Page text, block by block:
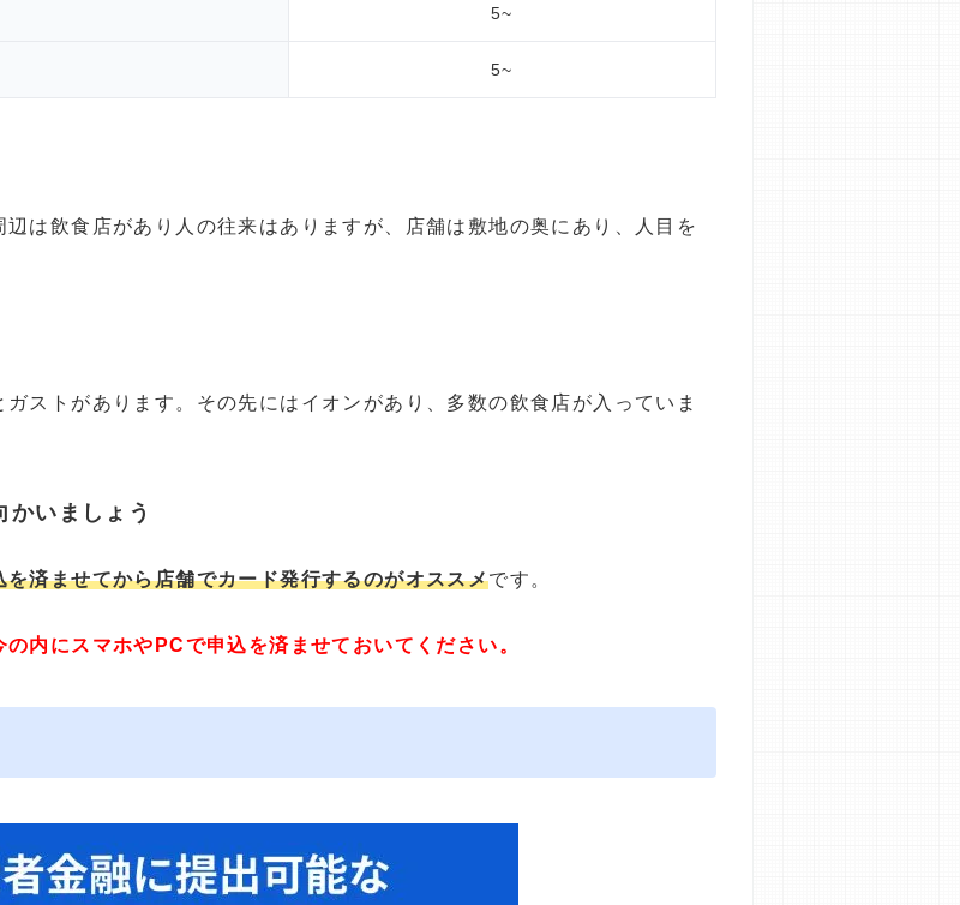
5~
5~
は飲食店があり人の往来はありますが、店舗は敷地の奥にあり、人目を
ストがあります。その先にはイオンがあり、多数の飲食店が入っていま
かいましょう
を済ませてから店舗でカード発行するのがオススメです。
の内にスマホやPCで申込を済ませておいてください。